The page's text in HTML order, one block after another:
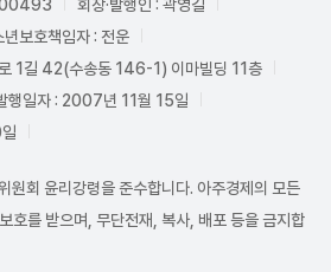
00493
회장·발행인 : 곽영길
년보호책임자 : 전운
1길 42(수송동 146-1) 이마빌딩 11층
행일자 : 2007년 11월 15일
원회 윤리강령을 준수합니다. 아주경제의 모든
호를 받으며, 무단전재, 복사, 배포 등을 금지합